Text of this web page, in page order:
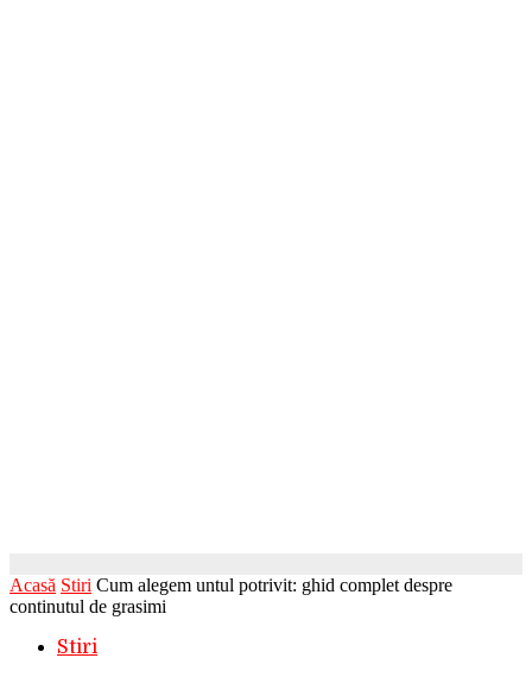
Acasă Stiri Cum alegem untul potrivit: ghid complet despre
continutul de grasimi
Stiri